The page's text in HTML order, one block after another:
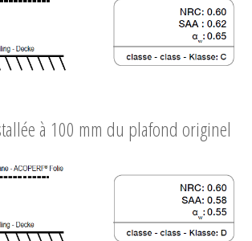
à 100 mm du plafond originel